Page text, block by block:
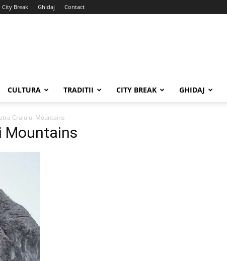
City Break Ghidaj Contact
CULTURA TRADITII CITY BREAK GHIDAJ
Craiului Mountains
Mountains